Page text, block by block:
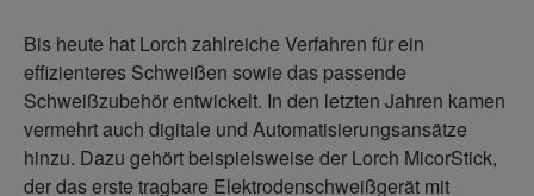
Bis heute hat Lorch zahlreiche Verfahren für ein
effizienteres Schweißen sowie das passende
Schweißzubehör entwickelt. In den letzten Jahren kamen
vermehrt auch digitale und Automatisierungsansätze
hinzu. Dazu gehört beispielsweise der Lorch MicorStick,
der das erste tragbare Elektrodenschweißgerät mit